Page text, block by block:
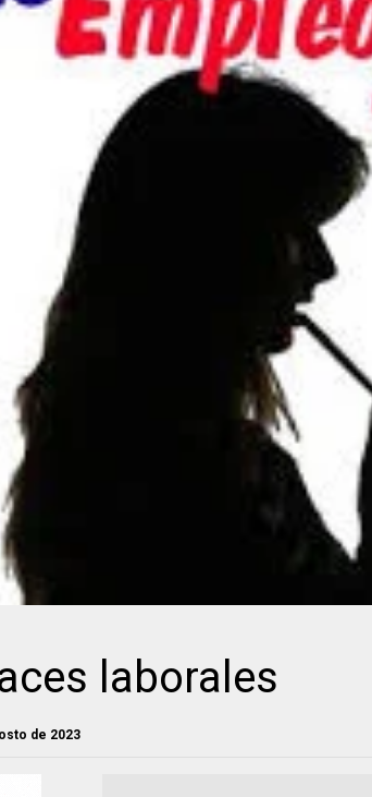
laborales
de 2023